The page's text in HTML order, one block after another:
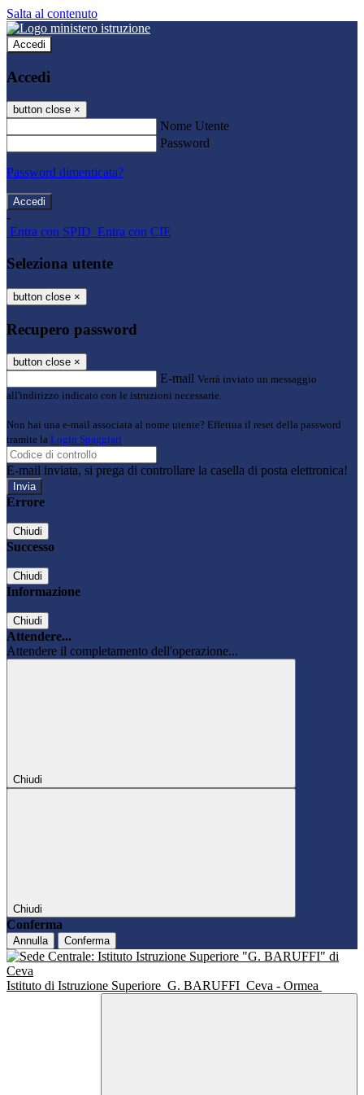
Salta al contenuto
Accedi
Accedi
button close ×
Nome Utente
Password
Password dimenticata?
-
Entra con SPID Entra con CIE
Seleziona utente
button close ×
Recupero password
button close ×
E-mail Verrà inviato un messaggio
all'indirizzo indicato con le istruzioni necessarie.
Non hai una e-mail associata al nome utente? Effettua il reset della password
tramite la Login Spaggiari
E-mail inviata, si prega di controllare la casella di posta elettronica!
Errore
Chiudi
Successo
Chiudi
Informazione
Chiudi
Attendere...
Attendere il completamento dell'operazione...
Chiudi
Chiudi
Conferma
Annulla Conferma
Istituto di Istruzione Superiore G. BARUFFI Ceva - Ormea